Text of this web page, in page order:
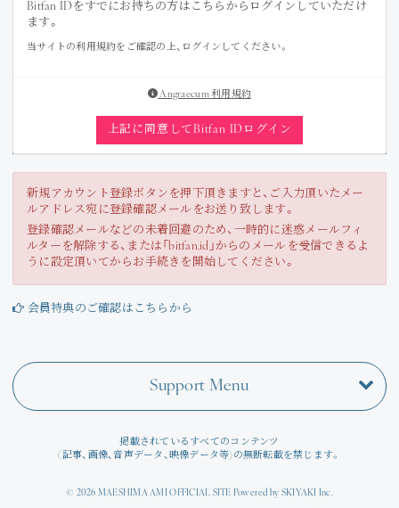
Join
Photo
Movie
Wallpaper
Voice
回想録
Bitfan IDをすでにお持ちの方はこちらからログインしていただけ
ます。
当サイトの利用規約をご確認の上、ログインしてください。
Angraecum 利用規約
上記に同意してBitfan IDログイン
新規アカウント登録ボタンを押下頂きますと、ご入力頂いたメー
ルアドレス宛に登録確認メールをお送り致します。
登録確認メールなどの未着回避のため、一時的に迷惑メールフィ
ルターを解除する、または「bitfan.id」からのメールを受信できるよ
うに設定頂いてからお手続きを開始してください。
会員特典のご確認はこちらから
Support Menu
掲載されているすべてのコンテンツ
(記事、画像、音声データ、映像データ等)の無断転載を禁じます。
© 2026 MAESHIMA AMI OFFICIAL SITE Powered by SKIYAKI Inc.